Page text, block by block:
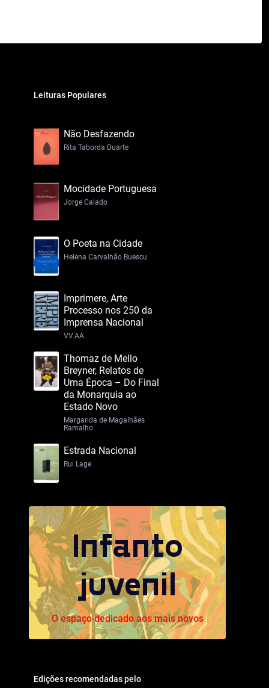
Leituras Populares
Não Desfazendo
Rita Taborda Duarte
Mocidade Portuguesa
Jorge Calado
O Poeta na Cidade
Helena Carvalhão Buescu
Imprimere, Arte
Processo nos 250 da
Imprensa Nacional
VV.AA.
Thomaz de Mello
Breyner, Relatos de
Uma Época – Do Final
da Monarquia ao
Estado Novo
Margarida de Magalhães
Ramalho
Estrada Nacional
Rui Lage
Infanto
juvenil
O espaço dedicado aos mais novos
Edições recomendadas pelo